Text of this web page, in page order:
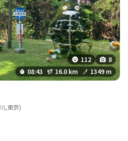
112
8
08:43
16.0 km 1349 m
,東京)